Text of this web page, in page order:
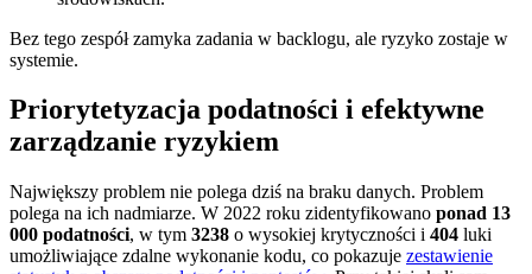
Bez tego zespół zamyka zadania w backlogu, ale ryzyko zostaje w
systemie.
Priorytetyzacja podatności i efektywne
zarządzanie ryzykiem
Największy problem nie polega dziś na braku danych. Problem
polega na ich nadmiarze. W 2022 roku zidentyfikowano ponad 13
000 podatności, w tym 3238 o wysokiej krytyczności i 404 luki
umożliwiające zdalne wykonanie kodu, co pokazuje zestawienie